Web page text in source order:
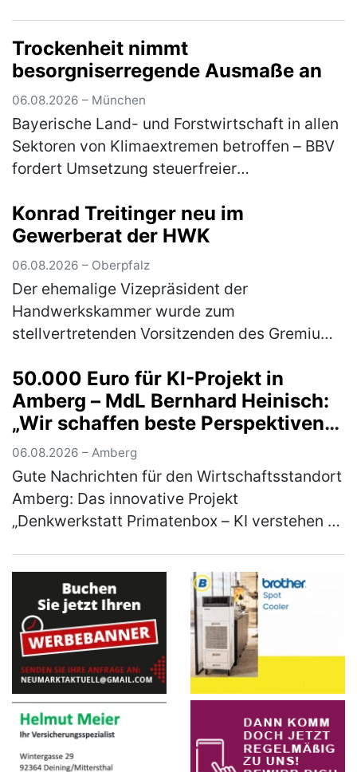
(mehr)
Trockenheit nimmt
besorgniserregende Ausmaße an
06.08.2026 – München
Bayerische Land- und Forstwirtschaft in allen
Sektoren von Klimaextremen betroffen – BBV
fordert Umsetzung steuerfreier
Koalitionsvertrag Die anhaltende Trockenheit
und Hi…(mehr)
Konrad Treitinger neu im
Gewerberat der HWK
06.08.2026 – Oberpfalz
Der ehemalige Vizepräsident der
Handwerkskammer wurde zum
stellvertretenden Vorsitzenden des Gremiums
Mitgliederversammlung des Gewerberates
des ostbayerischen Handwerks wählten …
(mehr)
50.000 Euro für KI-Projekt in
Amberg – MdL Bernhard Heinisch:
„Wir schaffen beste Perspektiven
für Unternehmen und Start-ups in
unserer Region
06.08.2026 – Amberg
Gute Nachrichten für den Wirtschaftsstandort
Amberg: Das innovative Projekt
„Denkwerkstatt Primatenbox – KI verstehen &